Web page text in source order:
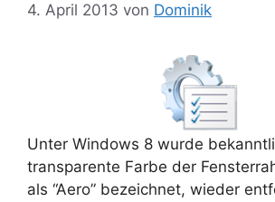
4. April 2013 von Dominik
Unter Windows 8 wurde
transparente Farbe der
als “Aero” bezeichnet, wieder